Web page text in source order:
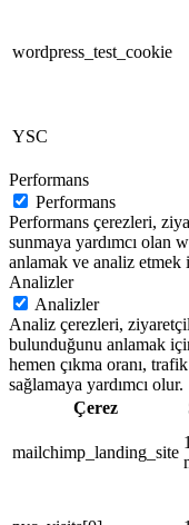
wordpress_test_cookie
YSC
Performans
Performans
Performans çerezleri,
sunmaya yardımcı olan
anlamak ve analiz etmek
Analizler
Analizler
Analiz çerezleri,
bulunduğunu anlamak
hemen çıkma oranı,
sağlamaya yardımcı olur.
Çerez
mailchimp_landing_site
1